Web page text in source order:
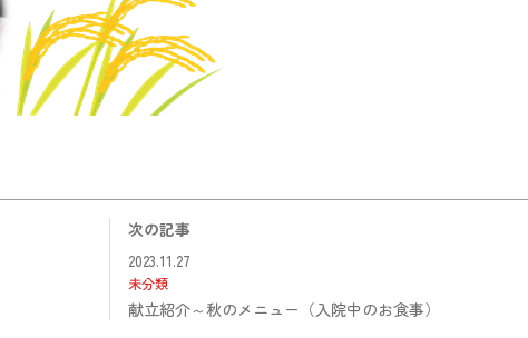
次の記事
2023.11.27
未分類
献立紹介～秋のメニュー（入院中のお食事）